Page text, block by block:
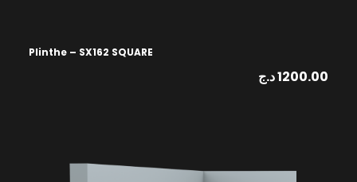
Plinthe – SX162 SQUARE
1200.00د.ج